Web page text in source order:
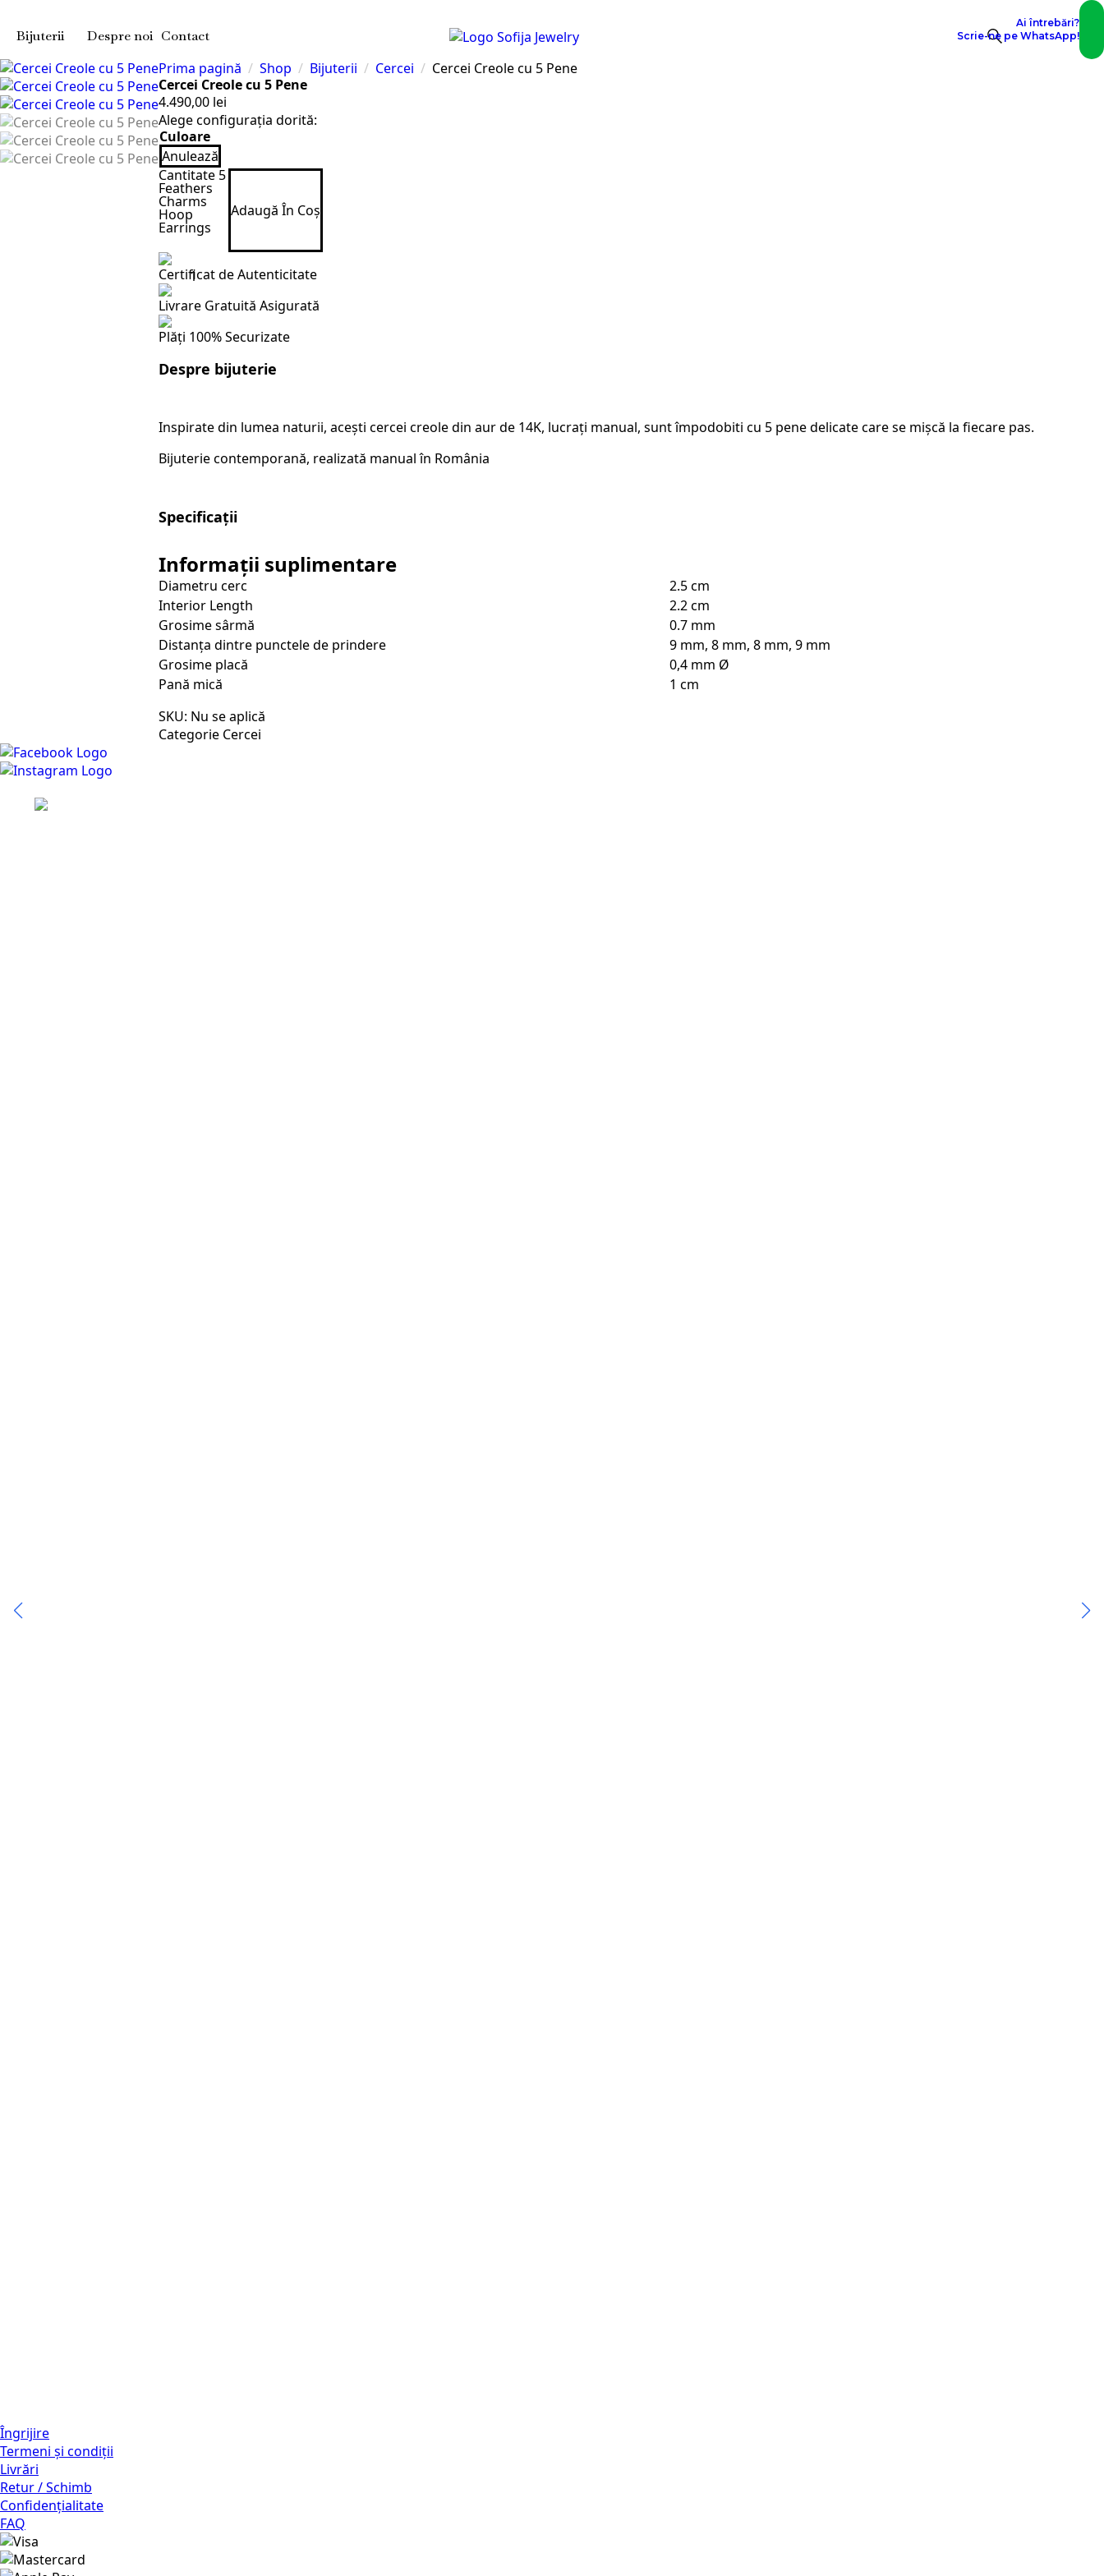
Bijuterii Despre noi Contact EN
Ai întrebări?
Scrie-ne pe WhatsApp!
Prima pagină Shop Bijuterii Cercei
Cercei Creole cu 5 Pene
Cercei Creole cu 5 Pene
4.490,00 lei
Alege configurația dorită:
Culoare
Anulează
Cantitate 5
Feathers
Charms
Hoop
Earrings
Adaugă În Coș
Certificat de Autenticitate
Livrare Gratuită Asigurată
Plăți 100% Securizate
Despre bijuterie
Inspirate din lumea naturii, acești cercei creole din aur de 14K, lucrați manual, sunt împodobiti cu 5 pene delicate care se mișcă la fiecare pas.
Bijuterie contemporană, realizată manual în România
Specificații
Informații suplimentare
Diametru cerc
2.5 cm
Interior Length
2.2 cm
Grosime sârmă
0.7 mm
Distanța dintre punctele de prindere
9 mm, 8 mm, 8 mm, 9 mm
Grosime placă
0,4 mm Ø
Pană mică
1 cm
SKU: Nu se aplică
Categorie Cercei
Îngrijire
Termeni și condiții
Livrări
Retur / Schimb
Confidențialitate
FAQ